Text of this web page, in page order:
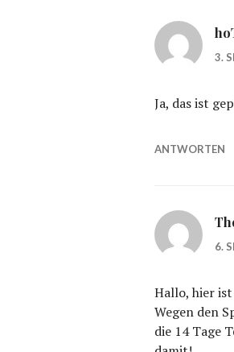
3.
Ja, das ist
ANTWORTEN
6.
Hallo, hier
Wegen den
die 14 Tage